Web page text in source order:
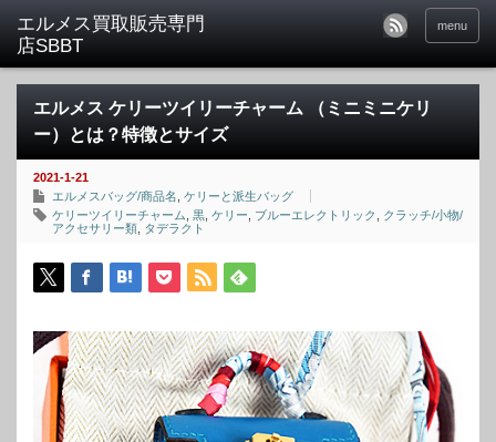
menu
エルメス ケリーツイリーチャーム （ミニミニケリ
ー）とは？特徴とサイズ
2021-1-21
エルメスバッグ/商品名 ケリーと派生バッグ
ケリーツイリーチャーム 黒 ケリー ブルーエレクトリック
クラッチ/小物/
アクセサリー類 タデラクト